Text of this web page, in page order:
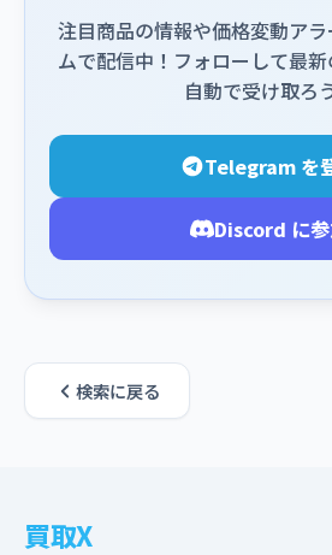
注目商品の情報や価格変動ア
ムで配信中！フォローして最
自動で受け取ろう
Telegram を
Discord に
検索に戻る
買取X